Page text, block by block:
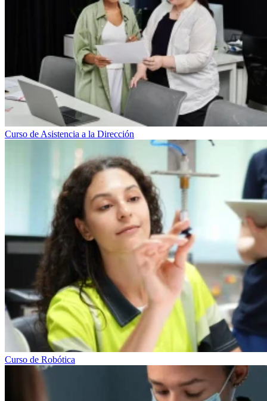
Curso de Asistencia a la Dirección
Curso de Robótica